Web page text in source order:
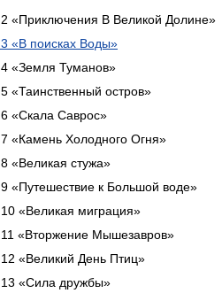
«Приключения В Великой Долине»
«В поисках Воды»
«Земля Туманов»
«Таинственный остров»
«Скала Саврос»
«Камень Холодного Огня»
«Великая стужа»
«Путешествие к Большой воде»
«Великая миграция»
«Вторжение Мышезавров»
«Великий День Птиц»
«Сила дружбы»